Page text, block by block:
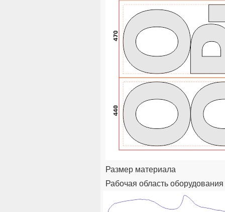
Размер материала
Рабочая область